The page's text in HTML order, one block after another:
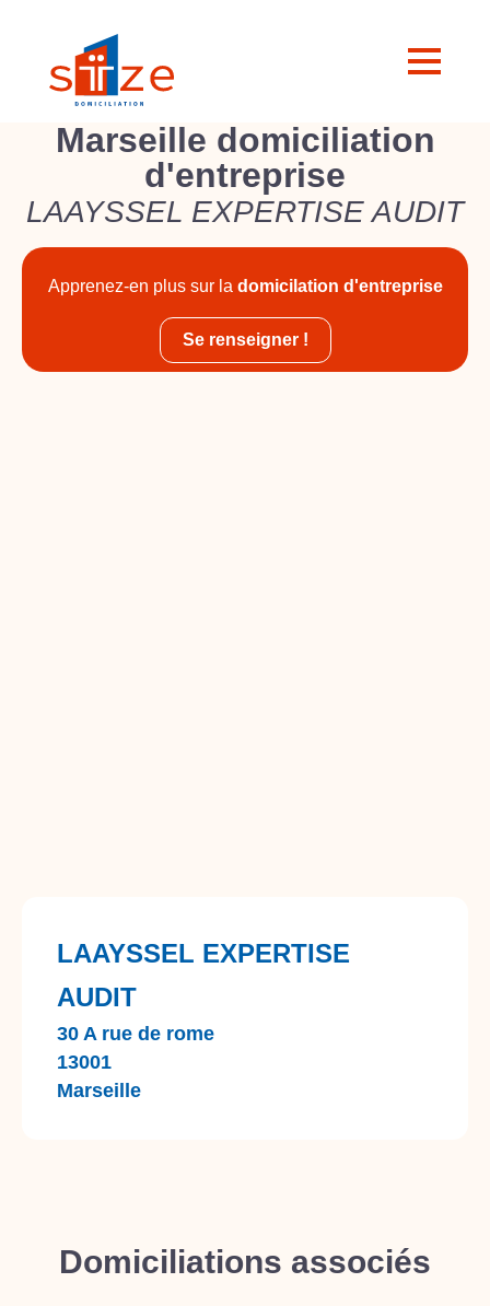
Marseille domiciliation
d'entreprise
LAAYSSEL EXPERTISE AUDIT
Apprenez-en plus sur la domicilation d'entreprise
Se renseigner !
LAAYSSEL EXPERTISE
AUDIT
30 A rue de rome
13001
Marseille
Domiciliations associés